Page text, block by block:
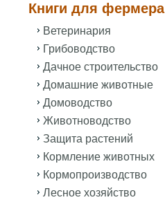
Книги для фермера
Ветеринария
Грибоводство
Дачное строительство
Домашние животные
Домоводство
Животноводство
Защита растений
Кормление животных
Кормопроизводство
Лесное хозяйство